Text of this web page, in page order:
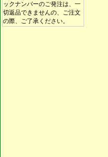
ックナンバーのご発注は、一
切返品できませんの、ご注文
の際、ご了承ください。